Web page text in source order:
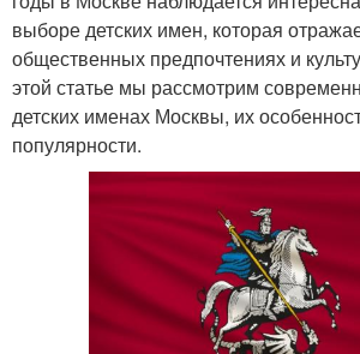
выборе детских имен, которая
общественных предпочтениях и
этой статье мы рассмотрим
детских именах Москвы, их
популярности.